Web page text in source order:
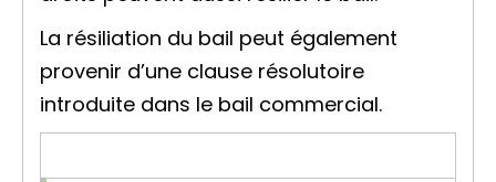
La résiliation du bail peut également
provenir d’une clause résolutoire
introduite dans le bail commercial.